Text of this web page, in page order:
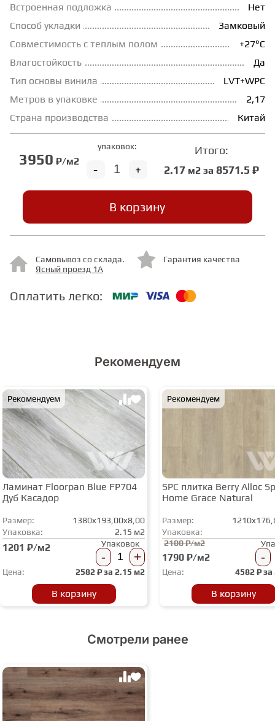
ЭКОМАССИВ
МАССИВНАЯ ДОСКА
ИСКУССТВЕННАЯ ТРАВА
ИНЖЕНЕРНЫЙ МОДУЛЬ
СТУПЕНИ
ЛАМИНАТ MSPC
Встроенная подложка
Нет
Способ укладки
Замковый
Совместимость с теплым полом
+27°С
Влагостойкость
Да
Тип основы винила
LVT+WPC
Метров в упаковке
2,17
Страна производства
Китай
3950 ₽/м2
упаковок:
+
-
Итого:
2.17м2 за 8571.5 ₽
В корзину
Самовывоз со склада.
Ясный проезд 1А
Гарантия качества
Оплатить легко:
Рекомендуем
Рекомендуем
Ламинат Floorpan Blue FP704
Дуб Касадор
Размер:
1380x193,00x8,00
Упаковка:
2.15 м2
1201 ₽/м2 Упаковок
- +
Цена: 2582₽ за 2.15 м2
В корзину
Рекомендуем
SPC плитка Berry Alloc
Home Grace Natural
Размер:
Упаковка:
2100 ₽/м2
1790 ₽/м2 -
Цена: 4582₽ за
В корзину
Смотрели ранее